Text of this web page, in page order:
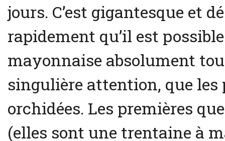
jours. C’est gigantesque et
rapidement qu’il est
mayonnaise absolument
singulière attention, que les
orchidées. Les premières
(elles sont une trentaine à